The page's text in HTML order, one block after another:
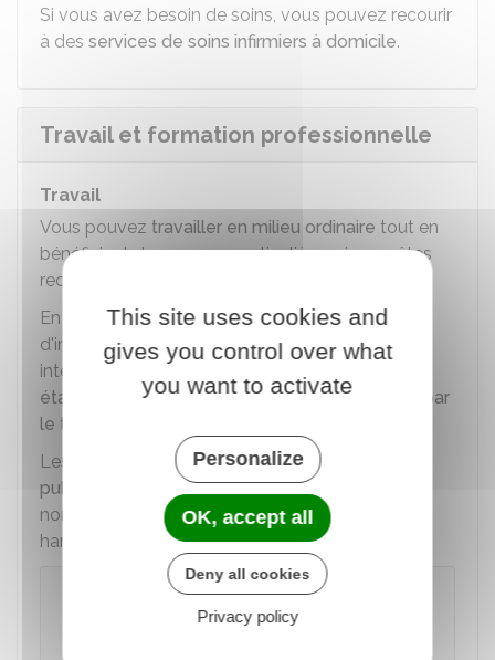
Si vous avez besoin de soins, vous pouvez recourir
à des services de soins infirmiers à domicile.
Travail et formation professionnelle
Travail
Vous pouvez travailler en milieu ordinaire tout en
bénéficiant de mesures particulières si vous êtes
reconnu comme étant
En revanche, si vous rencontrez des difficultés
d'insertion dans lemilieu ordinaire, vous pouvez
intégrer une structure spécialisée telle qu'un
établissement et service d'accompagnement par
le travail (Ésat)
Les entreprises du secteur privéou du
public
sont dans l'obligation d'employer un
nombre minimum de personnes en situation de
handicap.
En tant travailleur exerçant une activité non
This site uses cookies and
gives you control over what
you want to activate
Personalize
OK, accept all
Deny all cookies
Privacy policy